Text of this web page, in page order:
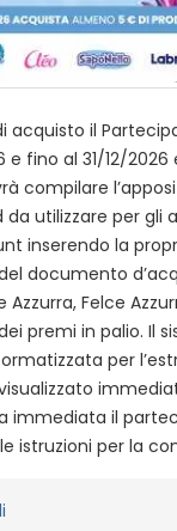
acquisto il
e fino al 31/12/
compilare
da utilizzare per gli
inserendo la
documento
Felce
premi in palio. Il
per
immediata il
istruzioni per la